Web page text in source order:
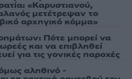
«Καρυστιανού,
μετέτρεψαν το
αρχηγικό κόμμα»
Πότε μπορεί να
και να επιβληθεί
για τις γονικές παροχές
αληθινό -